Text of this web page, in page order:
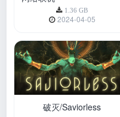
1.36 GB
2024-04-05
破灭/Saviorless